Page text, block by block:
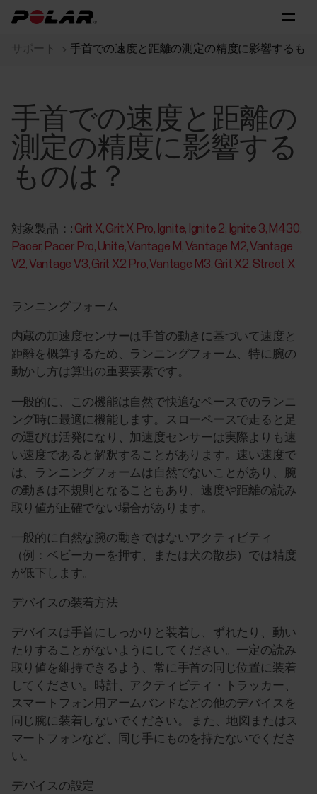
サポート 手首での速度と距離の測定の精度に影響するも
手首での速度と距離の
測定の精度に影響する
ものは？
対象製品：: Grit X Grit X Pro Ignite Ignite 2 Ignite 3 M430
Pacer Pacer Pro Unite Vantage M Vantage M2 Vantage
V2 Vantage V3 Grit X2 Pro Vantage M3 Grit X2 Street X
ランニングフォーム
内蔵の加速度センサーは手首の動きに基づいて速度と
距離を概算するため、ランニングフォーム、特に腕の
動かし方は算出の重要要素です。
一般的に、この機能は自然で快適なペースでのランニ
ング時に最適に機能します。スローペースで走ると足
の運びは活発になり、加速度センサーは実際よりも速
い速度であると解釈することがあります。速い速度で
は、ランニングフォームは自然でないことがあり、腕
の動きは不規則となることもあり、速度や距離の読み
取り値が正確でない場合があります。
一般的に自然な腕の動きではないアクティビティ
（例：ベビーカーを押す、または犬の散歩）では精度
が低下します。
デバイスの装着方法
デバイスは手首にしっかりと装着し、ずれたり、動い
たりすることがないようにしてください。一定の読み
取り値を維持できるよう、常に手首の同じ位置に装着
してください。時計、アクティビティ・トラッカー、
スマートフォン用アームバンドなどの他のデバイスを
同じ腕に装着しないでください。 また、地図またはス
マートフォンなど、同じ手にものを持たないでくださ
い。
デバイスの設定